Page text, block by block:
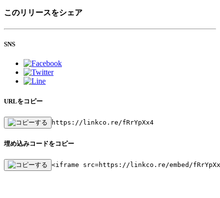
このリリースをシェア
SNS
URLをコピー
https://linkco.re/fRrYpXx4
埋め込みコードをコピー
<iframe src=https://linkco.re/embed/